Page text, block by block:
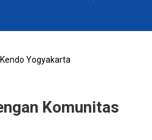
Yogyakarta
Komunitas